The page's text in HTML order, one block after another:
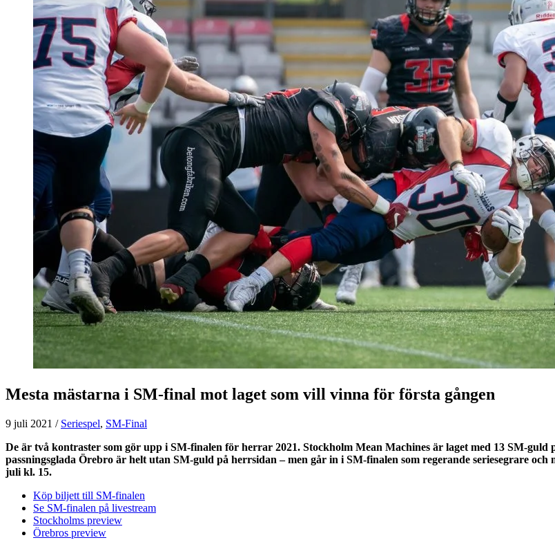
Mesta mästarna i SM-final mot laget som vill vinna för första gången
9 juli 2021 / Seriespel, SM-Final
De är två kontraster som gör upp i SM-finalen för herrar 2021. Stockholm Mean Machines är laget med 13 SM-
passningsglada Örebro är helt utan SM-guld på herrsidan – men går in i SM-finalen som regerande seriesegrare
juli kl. 15.
Köp biljett till SM-finalen
Se SM-finalen på livestream
Stockholms preview
Örebros preview